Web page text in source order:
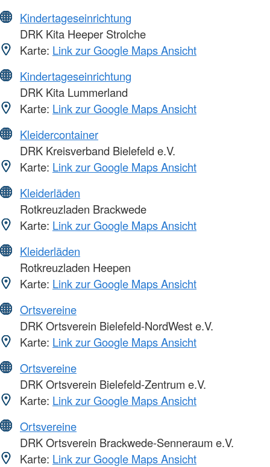
Kindertageseinrichtung
DRK Kita Heeper Strolche
Karte: Link zur Google Maps Ansicht
Kindertageseinrichtung
DRK Kita Lummerland
Karte: Link zur Google Maps Ansicht
Kleidercontainer
DRK Kreisverband Bielefeld e.V.
Karte: Link zur Google Maps Ansicht
Kleiderläden
Rotkreuzladen Brackwede
Karte: Link zur Google Maps Ansicht
Kleiderläden
Rotkreuzladen Heepen
Karte: Link zur Google Maps Ansicht
Ortsvereine
DRK Ortsverein Bielefeld-NordWest e.V.
Karte: Link zur Google Maps Ansicht
Ortsvereine
DRK Ortsverein Bielefeld-Zentrum e.V.
Karte: Link zur Google Maps Ansicht
Ortsvereine
DRK Ortsverein Brackwede-Senneraum e.V.
Karte: Link zur Google Maps Ansicht